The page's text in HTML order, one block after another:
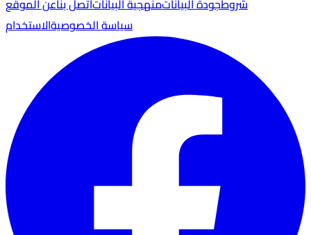
عن الموقعاتصل بنامنهجية البياناتجودة البياناتشروط
الاستخدامسياسة الخصوصية